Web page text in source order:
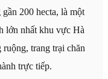
200 hecta, là một
lớn nhất khu vực Hà
trang trại chăn
trực tiếp.